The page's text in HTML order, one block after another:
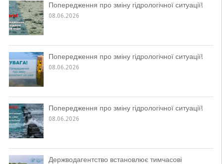
Попередження про зміну гідрологічної ситуації!
08.06.2026
Попередження про зміну гідрологічної ситуації!
08.06.2026
Попередження про зміну гідрологічної ситуації!
08.06.2026
Держводагентство встановлює тимчасові